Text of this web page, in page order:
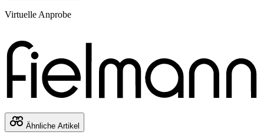
Virtuelle Anprobe
Ähnliche Artikel